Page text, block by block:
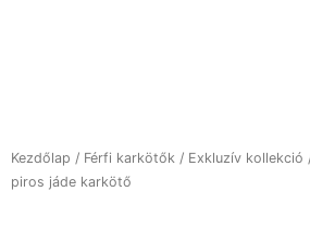
Kezdőlap / Férfi karkötők / Exkluzív kollekció
piros jáde karkötő